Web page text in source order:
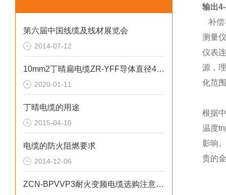
第六届中国线缆及线材展览会
2014-07-12
10mm2丁晴扁电缆ZR-YFF导体直径4.0mm
2020-01-11
丁晴电缆的用途
2015-04-10
电缆的防火阻燃要求
2014-12-06
ZCN-BPVVP3耐火变频电缆选购注意事项
输出
补偿
测量
仪表
源，
化范
根据
温度
影响
贵的